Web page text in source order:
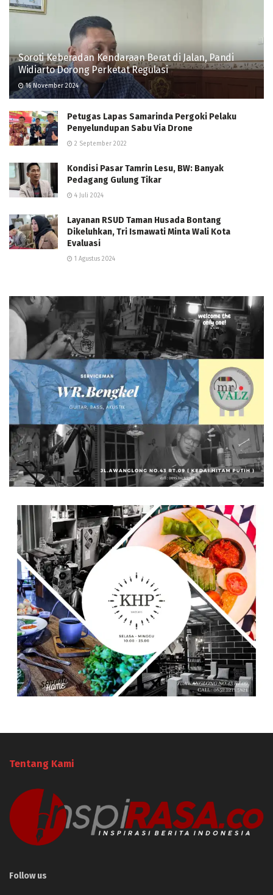
Soroti Keberadan Kendaraan Berat di Jalan, Pandi
Widiarto Dorong Perketat Regulasi
16 November 2024
Petugas Lapas Samarinda Pergoki Pelaku
Penyelundupan Sabu Via Drone
2 September 2022
Kondisi Pasar Tamrin Lesu, BW: Banyak
Pedagang Gulung Tikar
4 Juli 2024
Layanan RSUD Taman Husada Bontang
Dikeluhkan, Tri Ismawati Minta Wali Kota
Evaluasi
1 Agustus 2024
Tentang Kami
Follow us